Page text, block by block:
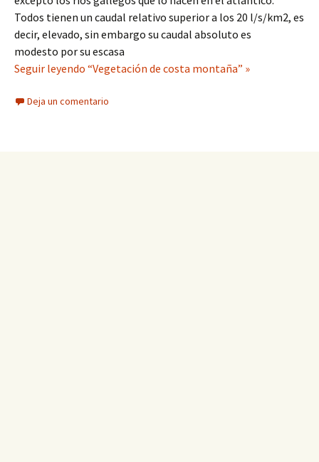
Todos tienen un caudal relativo superior a los 20 l/s/km2, es
decir, elevado, sin embargo su caudal absoluto es
modesto por su escasa
Seguir leyendo “Vegetación de costa montaña” »
Deja un comentario